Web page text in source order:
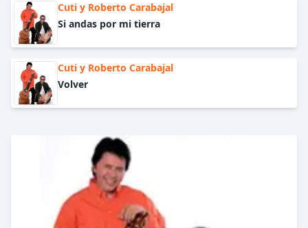
Cuti y Roberto Carabajal
Si andas por mi tierra
Cuti y Roberto Carabajal
Volver